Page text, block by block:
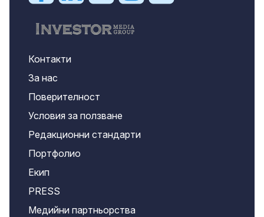
Контакти
За нас
Поверителност
Условия за ползване
Редакционни стандарти
Портфолио
Екип
PRESS
Медийни партньорства